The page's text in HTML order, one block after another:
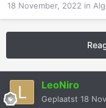
18 November, 2022 in
LeoNiro
Geplaatst 18